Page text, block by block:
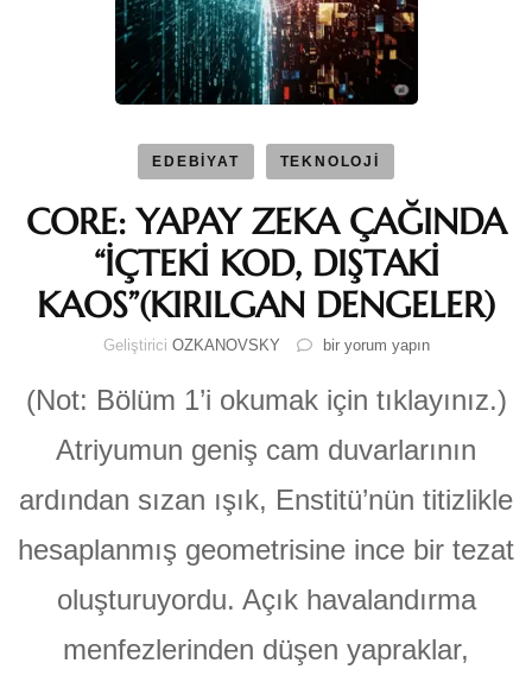
EDEBİYAT TEKNOLOJİ
CORE: YAPAY ZEKA ÇAĞINDA
“İÇTEKİ KOD, DIŞTAKİ
KAOS”(KIRILGAN DENGELER)
Geliştirici OZKANOVSKY
CORE:
ZEKA
ÇAĞINDA
“İÇTEKİ
KOD,
DIŞTAKİ
KAOS”(KIRILGAN
için
bir yorum yapın
(Not: Bölüm 1’i okumak için tıklayınız.)
Atriyumun geniş cam duvarlarının
ardından sızan ışık, Enstitü’nün titizlikle
hesaplanmış geometrisine ince bir tezat
oluşturuyordu. Açık havalandırma
menfezlerinden düşen yapraklar,